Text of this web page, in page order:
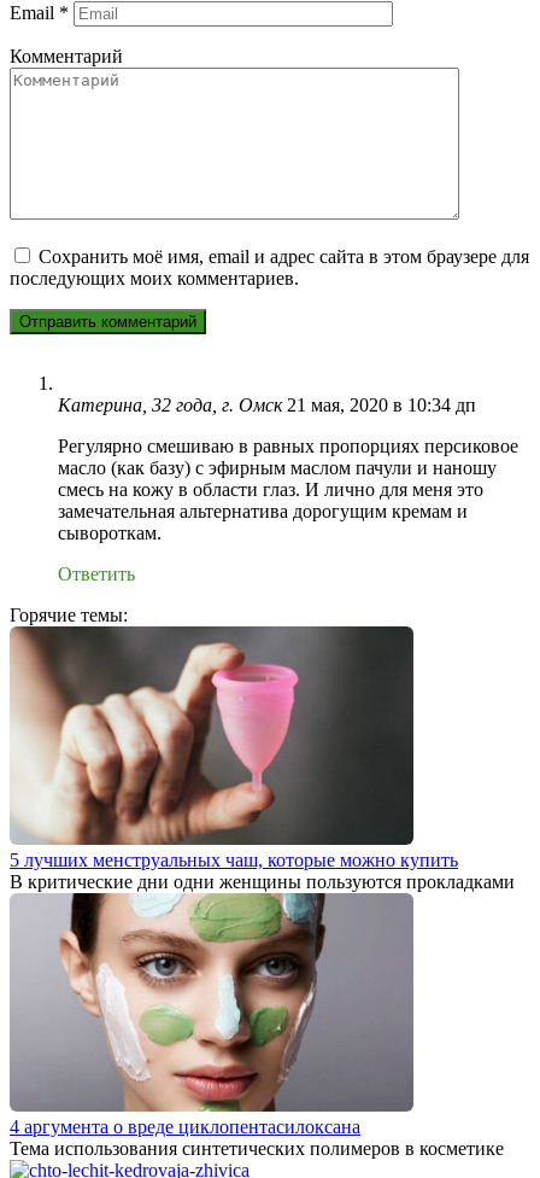
Email *
Комментарий
Сохранить моё имя, email и адрес сайта в этом браузере для
последующих моих комментариев.
Катерина, 32 года, г. Омск 21 мая, 2020 в 10:34 дп
Регулярно смешиваю в равных пропорциях персиковое
масло (как базу) с эфирным маслом пачули и наношу
смесь на кожу в области глаз. И лично для меня это
замечательная альтернатива дорогущим кремам и
сывороткам.
Ответить
Горячие темы:
5 лучших менструальных чаш, которые можно купить
В критические дни одни женщины пользуются прокладками
4 аргумента о вреде циклопентасилоксана
Тема использования синтетических полимеров в косметике